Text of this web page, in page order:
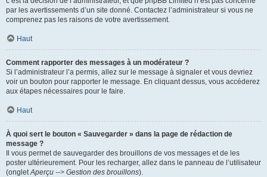
par les avertissements d’un site donné. Contactez l’administrateur si vous ne
comprenez pas les raisons de votre avertissement.
Haut
Comment rapporter des messages à un modérateur ?
Si l’administrateur l’a permis, allez sur le message à signaler et vous devriez
voir un bouton pour rapporter le message. En cliquant dessus, vous accéderez
aux étapes nécessaires pour le faire.
Haut
À quoi sert le bouton « Sauvegarder » dans la page de rédaction de
message ?
Il vous permet de sauvegarder des brouillons de vos messages et de les
poster ultérieurement. Pour les recharger, allez dans le panneau de l’utilisateur
(ongletAperçu --> Gestion des brouillons).